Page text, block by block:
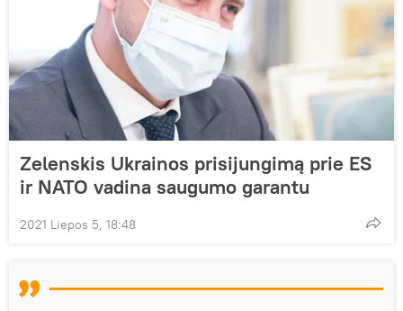
Zelenskis Ukrainos prisijungimą prie ES
ir NATO vadina saugumo garantu
2021 Liepos 5, 18:48